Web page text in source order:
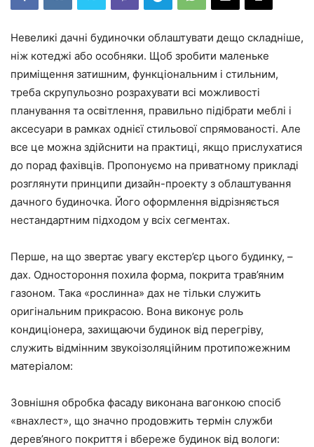
Невеликі дачні будиночки облаштувати дещо складніше,
ніж котеджі або особняки. Щоб зробити маленьке
приміщення затишним, функціональним і стильним,
треба скрупульозно розрахувати всі можливості
планування та освітлення, правильно підібрати меблі і
аксесуари в рамках однієї стильової спрямованості. Але
все це можна здійснити на практиці, якщо прислухатися
до порад фахівців. Пропонуємо на приватному прикладі
розглянути принципи дизайн-проекту з облаштування
дачного будиночка. Його оформлення відрізняється
нестандартним підходом у всіх сегментах.
Перше, на що звертає увагу екстер’єр цього будинку, –
дах. Одностороння похила форма, покрита трав’яним
газоном. Така «рослинна» дах не тільки служить
оригінальним прикрасою. Вона виконує роль
кондиціонера, захищаючи будинок від перегріву,
служить відмінним звукоізоляційним протипожежним
матеріалом:
Зовнішня обробка фасаду виконана вагонкою спосіб
«внахлест», що значно продовжить термін служби
дерев’яного покриття і вбереже будинок від вологи: